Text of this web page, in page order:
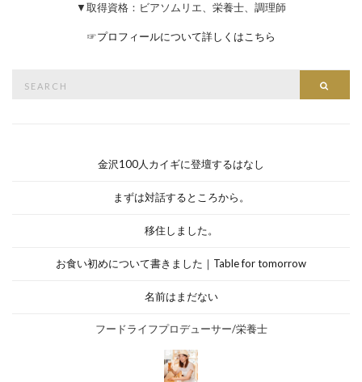
▼取得資格：ビアソムリエ、栄養士、調理師
☞プロフィールについて詳しくはこちら
金沢100人カイギに登壇するはなし
まずは対話するところから。
移住しました。
お食い初めについて書きました｜Table for tomorrow
名前はまだない
フードライフプロデューサー/栄養士